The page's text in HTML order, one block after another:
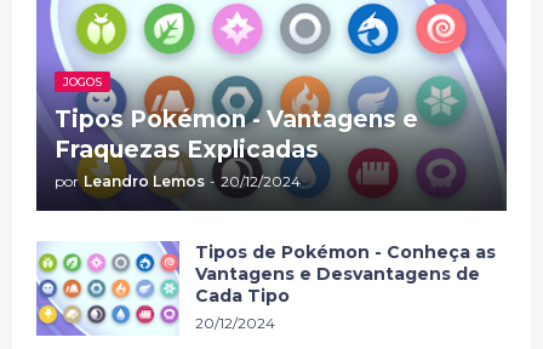
JOGOS
Tipos Pokémon - Vantagens e
Fraquezas Explicadas
por Leandro Lemos - 20/12/2024
Tipos de Pokémon - Conheça as
Vantagens e Desvantagens de
Cada Tipo
20/12/2024